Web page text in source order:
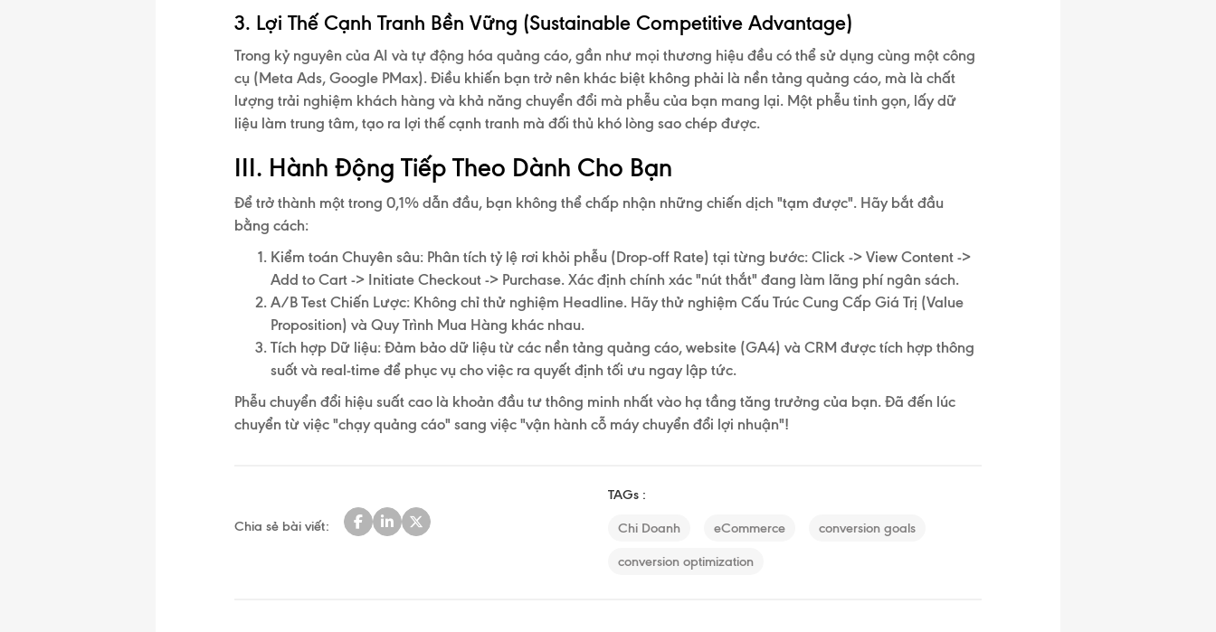
3. Lợi Thế Cạnh Tranh Bền Vững (Sustainable Competitive Advantage)
Trong kỷ nguyên của AI và tự động hóa quảng cáo, gần như mọi thương hiệu đều có thể sử dụng cùng một công
cụ (Meta Ads, Google PMax). Điều khiến bạn trở nên khác biệt không phải là nền tảng quảng cáo, mà là chất
lượng trải nghiệm khách hàng và khả năng chuyển đổi mà phễu của bạn mang lại. Một phễu tinh gọn, lấy dữ
liệu làm trung tâm, tạo ra lợi thế cạnh tranh mà đối thủ khó lòng sao chép được.
III. Hành Động Tiếp Theo Dành Cho Bạn
Để trở thành một trong 0,1% dẫn đầu, bạn không thể chấp nhận những chiến dịch "tạm được". Hãy bắt đầu
bằng cách:
Kiểm toán Chuyên sâu: Phân tích tỷ lệ rơi khỏi phễu (Drop-off Rate) tại từng bước: Click -> View Content ->
Add to Cart -> Initiate Checkout -> Purchase. Xác định chính xác "nút thắt" đang làm lãng phí ngân sách.
A/B Test Chiến Lược: Không chỉ thử nghiệm Headline. Hãy thử nghiệm Cấu Trúc Cung Cấp Giá Trị (Value
Proposition) và Quy Trình Mua Hàng khác nhau.
Tích hợp Dữ liệu: Đảm bảo dữ liệu từ các nền tảng quảng cáo, website (GA4) và CRM được tích hợp thông
suốt và real-time để phục vụ cho việc ra quyết định tối ưu ngay lập tức.
Phễu chuyển đổi hiệu suất cao là khoản đầu tư thông minh nhất vào hạ tầng tăng trưởng của bạn. Đã đến lúc
chuyển từ việc "chạy quảng cáo" sang việc "vận hành cỗ máy chuyển đổi lợi nhuận"!
Chia sẻ bài viết:
TAGs :
Chi Doanh eCommerce conversion goals
conversion optimization